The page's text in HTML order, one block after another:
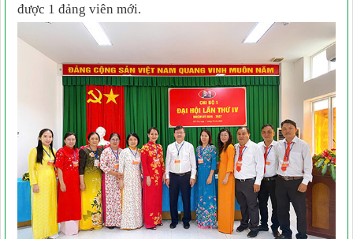
được 1 đảng viên mới.